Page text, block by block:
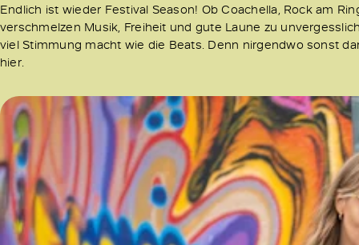
Endlich ist wieder Festival Season! Ob Coachella, Rock am
verschmelzen Musik, Freiheit und gute Laune zu
viel Stimmung macht wie die Beats. Denn nirgendwo sonst
hier.